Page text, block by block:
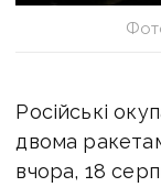
Російські
двома
вчора, 18